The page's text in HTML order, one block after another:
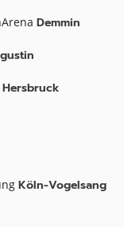
Demmin
Hersbruck
Köln-Vogelsang